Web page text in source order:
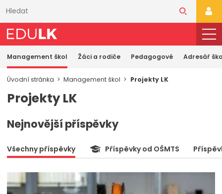
obsahu
Management škol Žáci a rodiče Pedagogové Adresář
Úvodní stránka Management škol Projekty LK
Projekty LK
Nejnovější příspěvky
Všechny příspěvky Příspěvky od OŠMTS